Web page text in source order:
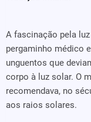
A fascinação pela
pergaminho médico
unguentos que
corpo à luz solar. O
recomendava, no
aos raios solares.